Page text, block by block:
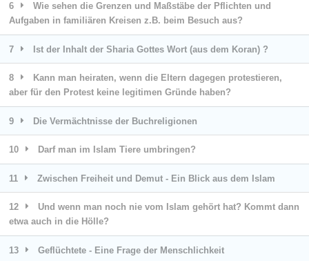
6
Wie sehen die Grenzen und Maßstäbe der Pflichten und
Aufgaben in familiären Kreisen z.B. beim Besuch aus?
7 Ist der Inhalt der Sharia Gottes Wort (aus dem Koran) ?
8
Kann man heiraten, wenn die Eltern dagegen protestieren,
aber für den Protest keine legitimen Gründe haben?
9 Die Vermächtnisse der Buchreligionen
10 Darf man im Islam Tiere umbringen?
11 Zwischen Freiheit und Demut - Ein Blick aus dem Islam
12
Und wenn man noch nie vom Islam gehört hat? Kommt dann
etwa auch in die Hölle?
13 Geflüchtete - Eine Frage der Menschlichkeit